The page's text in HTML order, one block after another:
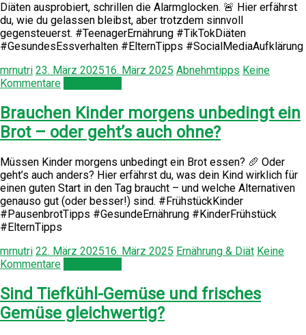
Diäten ausprobiert, schrillen die Alarmglocken. 🚨 Hier erfährst
du, wie du gelassen bleibst, aber trotzdem sinnvoll
gegensteuerst. #TeenagerErnährung #TikTokDiäten
#GesundesEssverhalten #ElternTipps #SocialMediaAufklärung
mrnutri 23. März 202516. März 2025 Abnehmtipps Keine
Kommentare
Brauchen Kinder morgens unbedingt ein
Brot – oder geht’s auch ohne?
Müssen Kinder morgens unbedingt ein Brot essen? 🥖 Oder
geht’s auch anders? Hier erfährst du, was dein Kind wirklich für
einen guten Start in den Tag braucht – und welche Alternativen
genauso gut (oder besser!) sind. #FrühstückKinder
#PausenbrotTipps #GesundeErnährung #KinderFrühstück
#ElternTipps
mrnutri 22. März 202516. März 2025 Ernährung & Diät Keine
Kommentare
Sind Tiefkühl-Gemüse und frisches
Gemüse gleichwertig?